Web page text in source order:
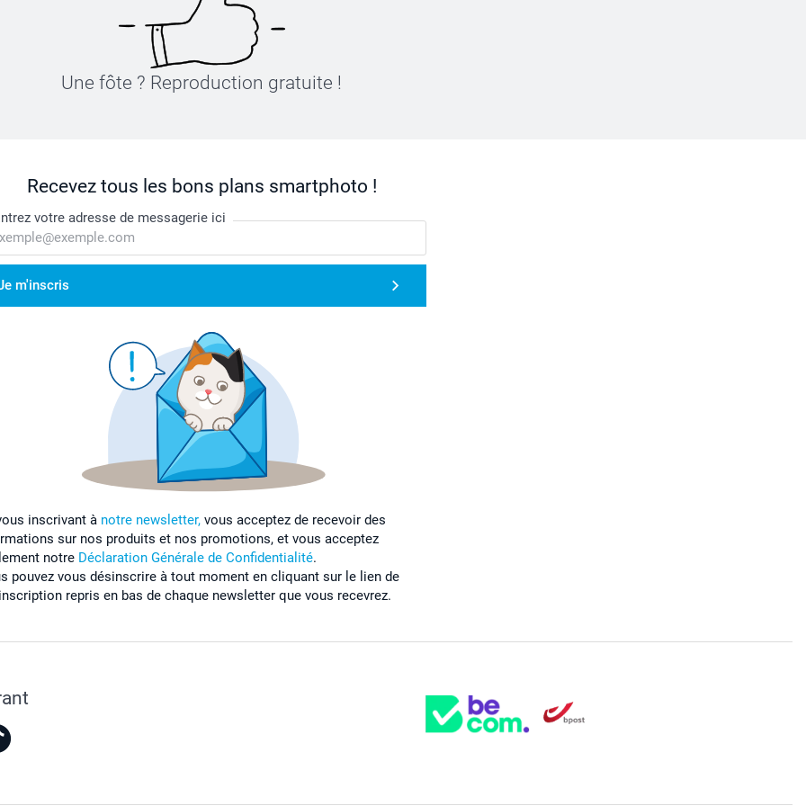
Une fôte ? Reproduction gratuite !
Recevez tous les bons plans smartphoto !
votre adresse de messagerie ici
m'inscris
inscrivant à notre newsletter, vous acceptez de recevoir des
sur nos produits et nos promotions, et vous acceptez
notre Déclaration Générale de Confidentialité.
pouvez vous désinscrire à tout moment en cliquant sur le lien de
repris en bas de chaque newsletter que vous recevrez.